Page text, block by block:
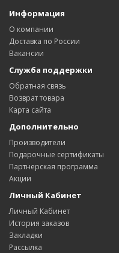
Информация
О компании
Доставка по России
Вакансии
Служба поддержки
Обратная связь
Возврат товара
Карта сайта
Дополнительно
Производители
Подарочные сертификаты
Партнерская программа
Акции
Личный Кабинет
Личный Кабинет
История заказов
Закладки
Рассылка